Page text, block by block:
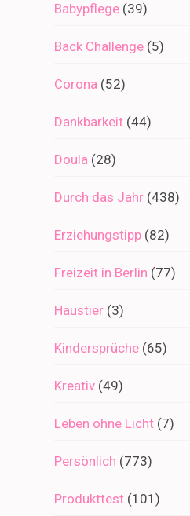
Babypflege (39)
Back Challenge (5)
Corona (52)
Dankbarkeit (44)
Doula (28)
Durch das Jahr (438)
Erziehungstipp (82)
Freizeit in Berlin (77)
Haustier (3)
Kindersprüche (65)
Kreativ (49)
Leben ohne Licht (7)
Persönlich (773)
Produkttest (101)